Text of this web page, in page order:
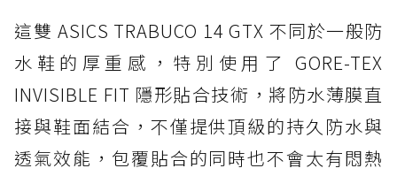
這雙 ASICS TRABUCO 14 GTX 不同於一般防
水鞋的厚重感，特別使用了 GORE-TEX
INVISIBLE FIT 隱形貼合技術，將防水薄膜直
接與鞋面結合，不僅提供頂級的持久防水與
透氣效能，包覆貼合的同時也不會太有悶熱